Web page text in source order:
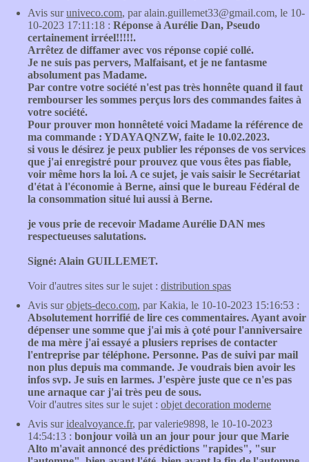
Avis suruniveco.com, par alain.guillemet33@gmail.com, le 10-
10-2023 17:11:18 : Réponse à Aurélie Dan, Pseudo
certainement irréel!!!!!.
Arrêtez de diffamer avec vos réponse copié collé.
Je ne suis pas pervers, Malfaisant, et je ne fantasme
absolument pas Madame.
Par contre votre société n'est pas très honnête quand il faut
rembourser les sommes perçus lors des commandes faites à
votre société.
Pour prouver mon honnêteté voici Madame la référence de
ma commande : YDAYAQNZW, faite le 10.02.2023.
si vous le désirez je peux publier les réponses de vos services
que j'ai enregistré pour prouvez que vous êtes pas fiable,
voir même hors la loi. A ce sujet, je vais saisir le Secrétariat
d'état à l'économie à Berne, ainsi que le bureau Fédéral de
la consommation situé lui aussi à Berne.
je vous prie de recevoir Madame Aurélie DAN mes
respectueuses salutations.
Signé: Alain GUILLEMET.
Voir d'autres sites sur le sujet : distribution spas
Avis surobjets-deco.com, par Kakia, le 10-10-2023 15:16:53 :
Absolutement horrifié de lire ces commentaires. Ayant avoir
dépenser une somme que j'ai mis à çoté pour l'anniversaire
de ma mère j'ai essayé a plusiers reprises de contacter
l'entreprise par téléphone. Personne. Pas de suivi par mail
non plus depuis ma commande. Je voudrais bien avoir les
infos svp. Je suis en larmes. J'espère juste que ce n'es pas
une arnaque car j'ai très peu de sous.
Voir d'autres sites sur le sujet : objet decoration moderne
Avis suridealvoyance.fr, par valerie9898, le 10-10-2023
14:54:13 : bonjour voilà un an jour pour jour que Marie
Alto m'avait annoncé des prédictions "rapides", "sur